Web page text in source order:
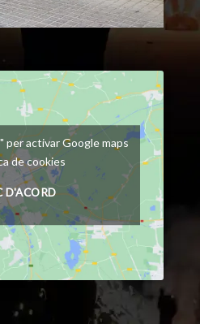
per activar Google maps
de cookies
D'ACORD